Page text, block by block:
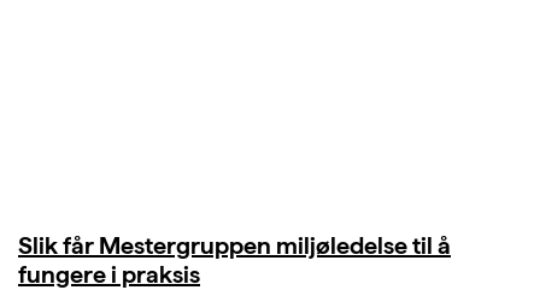
Slik får Mestergruppen miljøledelse til å
fungere i praksis